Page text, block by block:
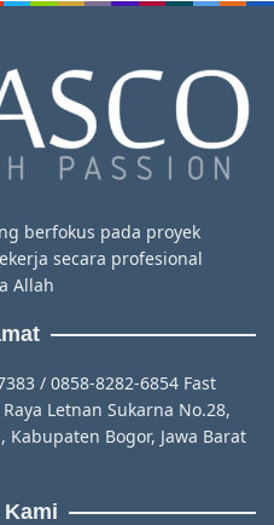
berfokus pada proyek
secara profesional
Allah
/ 0858-8282-6854 Fast
Letnan Sukarna No.28,
Kabupaten Bogor, Jawa Barat